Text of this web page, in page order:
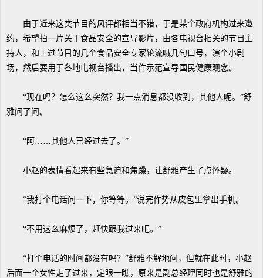
由于近来这类节目的风评都相当不错，于是某个政府机构过来邀
约，希望拍一片关于食品安全的宣导影片，由各电视台相关的节目主
持人，和上过节目的几个食品安全专家轮流喊几句口号，演个小剧
场，然后要用于各地电视台播出，当作示范宣导国民健康观念。
“现在吗？怎么这么突然？我一点消息都没收到，其他人呢。”舒
雅问了问。
“阿……其他人已经过去了。”
小赵的表情看起来有些急迫和焦躁，让舒雅产生了点怀疑。
“我打个电话问一下，你等等。”说完作势从皮包里拿出手机。
“不用这么麻烦了，赶快跟我过来吧。”
“打个电话的时间都没有吗？”舒雅不解地问，但就在此时，小赵
后面一个女性走了过来，定眼一瞧，原来是副总经理同时也是舒雅的